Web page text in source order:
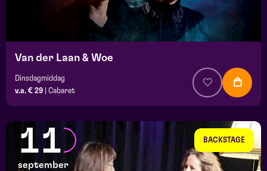
Van der Laan & Woe
Dinsdagmiddag
v.a. € 29
Cabaret
BACKSTAGE
11
september